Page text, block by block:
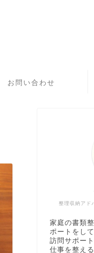
お問い合わせ
整理収納アド
家庭の書類
ポートをして
訪問サポー
仕事を整え